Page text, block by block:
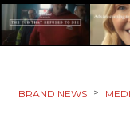
PRODOTTI
BRAND NEWS >